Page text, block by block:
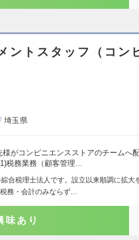
ントスタッフ（コン
埼玉県
様がコンビニエンスストアのチームへ
税務業務（顧客管理…
合税理士法人です。設立以来順調に拡大
務・会計のみならず…
味あり